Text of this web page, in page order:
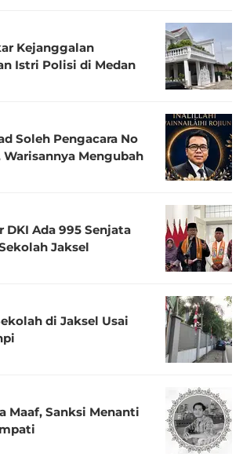
Kejanggalan
Istri Polisi di Medan
Soleh Pengacara No
Mengubah
Senjata
Jaksel
di Jaksel Usai
Maaf, Sanksi Menanti